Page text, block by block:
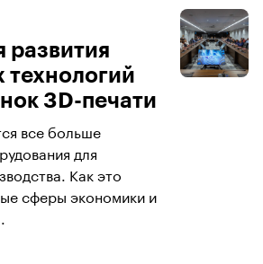
развития
технологий
3D-печати
все больше
для
Как это
сферы экономики и